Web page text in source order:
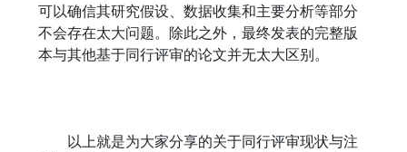
可以确信其研究假设、数据收集和主要分析等部分
不会存在太大问题。除此之外，最终发表的完整版
本与其他基于同行评审的论文并无太大区别。
以上就是为大家分享的关于同行评审现状与注